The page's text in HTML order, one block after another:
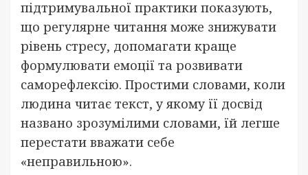
підтримувальної практики показують,
що регулярне читання може знижувати
рівень стресу, допомагати краще
формулювати емоції та розвивати
саморефлексію. Простими словами, коли
людина читає текст, у якому її досвід
названо зрозумілими словами, їй легше
перестати вважати себе
«неправильною».